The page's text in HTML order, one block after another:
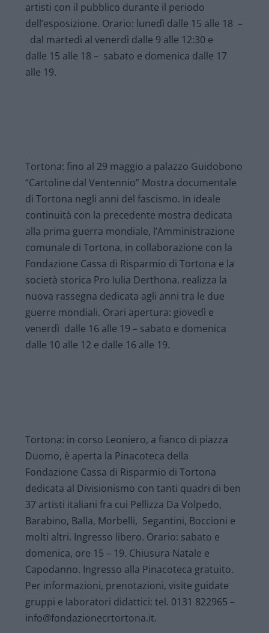
artisti con il pubblico durante il periodo
dell’esposizione. Orario: lunedì dalle 15 alle 18 –
dal martedì al venerdì dalle 9 alle 12:30 e
dalle 15 alle 18 – sabato e domenica dalle 17
alle 19.
Tortona: fino al 29 maggio a palazzo Guidobono
“Cartoline dal Ventennio” Mostra documentale
di Tortona negli anni del fascismo. In ideale
continuità con la precedente mostra dedicata
alla prima guerra mondiale, l’Amministrazione
comunale di Tortona, in collaborazione con la
Fondazione Cassa di Risparmio di Tortona e la
società storica Pro Iulia Derthona. realizza la
nuova rassegna dedicata agli anni tra le due
guerre mondiali. Orari apertura: giovedì e
venerdì dalle 16 alle 19 – sabato e domenica
dalle 10 alle 12 e dalle 16 alle 19.
Tortona: in corso Leoniero, a fianco di piazza
Duomo, è aperta la Pinacoteca della
Fondazione Cassa di Risparmio di Tortona
dedicata al Divisionismo con tanti quadri di ben
37 artisti italiani fra cui Pellizza Da Volpedo,
Barabino, Balla, Morbelli, Segantini, Boccioni e
molti altri. Ingresso libero. Orario: sabato e
domenica, ore 15 – 19. Chiusura Natale e
Capodanno. Ingresso alla Pinacoteca gratuito.
Per informazioni, prenotazioni, visite guidate
gruppi e laboratori didattici: tel. 0131 822965 –
info@fondazionecrtortona.it.